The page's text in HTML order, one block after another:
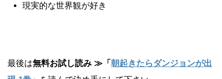
現実的な世界観が好き
最後は無料お試し読み ≫「 朝起きたらダンジョンが出